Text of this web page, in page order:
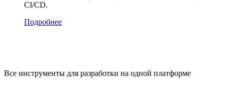
CI/CD.
Подробнее
Все инструменты для разработки на одной платформе